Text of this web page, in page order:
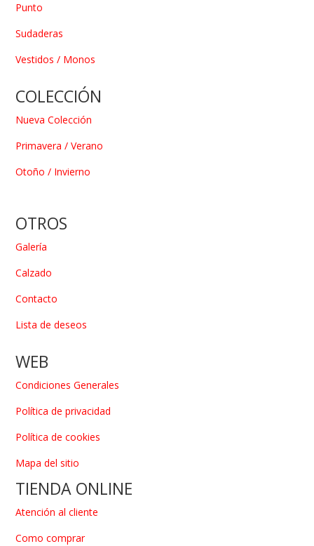
Punto
Sudaderas
Vestidos / Monos
COLECCIÓN
Nueva Colección
Primavera / Verano
Otoño / Invierno
OTROS
Galería
Calzado
Contacto
Lista de deseos
WEB
Condiciones Generales
Política de privacidad
Política de cookies
Mapa del sitio
TIENDA ONLINE
Atención al cliente
Como comprar